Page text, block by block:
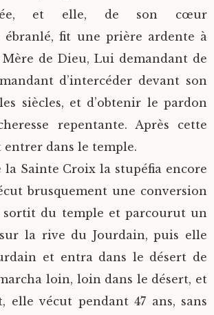
et elle, de son cœur
ébranlé, fit une prière ardente à
de Dieu, Lui demandant de
d’intercéder devant son
siècles, et d’obtenir le pardon
repentante. Après cette
dans le temple.
la Sainte Croix la stupéfia encore
brusquement une conversion
sortit du temple et parcourut un
la rive du Jourdain, puis elle
et entra dans le désert de
loin, loin dans le désert, et
elle vécut pendant 47 ans, sans